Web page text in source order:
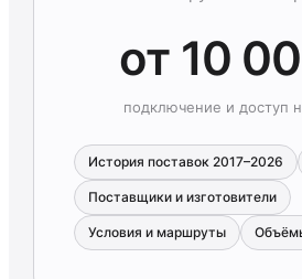
от 10
подключение и доступ
История поставок 2017–2026
Поставщики и изготовители
Условия и маршруты